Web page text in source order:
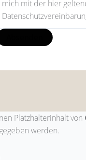
mich mit der hier
Platzhalterinhalt von
werden.